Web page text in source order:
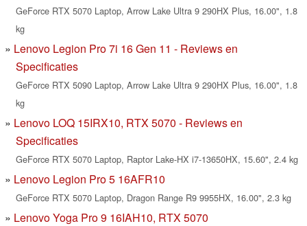
GeForce RTX 5070 Laptop, Arrow Lake Ultra 9 290HX Plus, 16.00", 1.8
kg
Lenovo Legion Pro 7i 16 Gen 11 - Reviews en
Specificaties
GeForce RTX 5090 Laptop, Arrow Lake Ultra 9 290HX Plus, 16.00", 1.8
kg
Lenovo LOQ 15IRX10, RTX 5070 - Reviews en
Specificaties
GeForce RTX 5070 Laptop, Raptor Lake-HX i7-13650HX, 15.60", 2.4 kg
Lenovo Legion Pro 5 16AFR10
GeForce RTX 5070 Laptop, Dragon Range R9 9955HX, 16.00", 2.3 kg
Lenovo Yoga Pro 9 16IAH10, RTX 5070